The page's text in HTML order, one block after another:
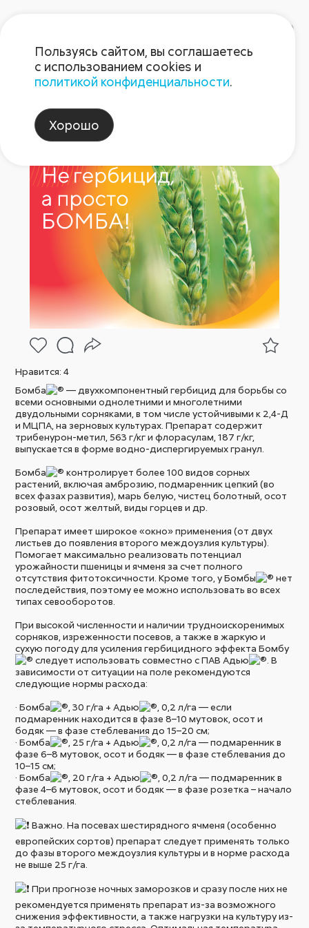
Бомба® —
Нравится:4
Бомба
— двухкомпонентный гербицид для борьбы со
всеми основными однолетними и многолетними
двудольными сорняками, в том числе устойчивыми к 2,4-Д
и МЦПА, на зерновых культурах. Препарат содержит
трибенурон-метил, 563 г/кг и флорасулам, 187 г/кг,
выпускается в форме водно-диспергируемых гранул.
Бомба
контролирует более 100 видов сорных
растений, включая амброзию, подмаренник цепкий (во
всех фазах развития), марь белую, чистец болотный, осот
розовый, осот желтый, виды горцев и др.
Препарат имеет широкое «окно» применения (от двух
листьев до появления второго междоузлия культуры).
Помогает максимально реализовать потенциал
урожайности пшеницы и ячменя за счет полного
отсутствия фитотоксичности. Кроме того, у Бомбы
нет
последействия, поэтому ее можно использовать во всех
типах севооборотов.
При высокой численности и наличии трудноискоренимых
сорняков, изреженности посевов, а также в жаркую и
сухую погоду для усиления гербицидного эффекта Бомбу
следует использовать совместно с ПАВ Адью
. В
зависимости от ситуации на поле рекомендуются
следующие нормы расхода:
· Бомба
, 30 г/га + Адью
, 0,2 л/га — если
подмаренник находится в фазе 8–10 мутовок, осот и
бодяк — в фазе стеблевания до 15–20 см;
· Бомба
, 25 г/га + Адью
, 0,2 л/га — подмаренник в
фазе 6–8 мутовок, осот и бодяк — в фазе стеблевания до
10–15 см;
· Бомба
, 20 г/га + Адью
, 0,2 л/га — подмаренник в
фазе 4–6 мутовок, осот и бодяк — в фазе розетка – начало
стеблевания.
Важно. На посевах шестирядного ячменя (особенно
европейских сортов) препарат следует применять только
до фазы второго междоузлия культуры и в норме расхода
не выше 25 г/га.
При прогнозе ночных заморозков и сразу после них не
рекомендуется применять препарат из-за возможного
снижения эффективности, а также нагрузки на культуру из-
Пользуясь сайтом, вы соглашаетесь
с использованием cookies и
политикой конфиденциальности.
Хорошо